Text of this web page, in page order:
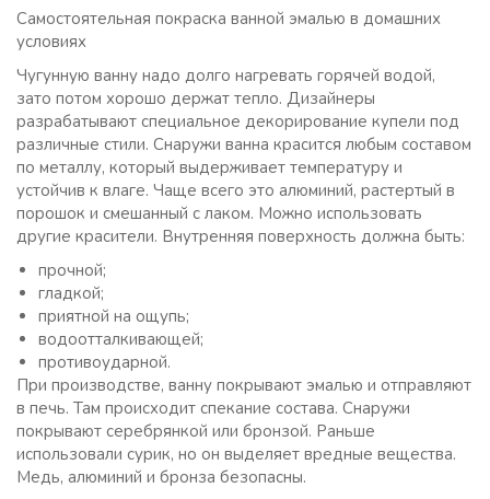
Самостоятельная покраска ванной эмалью в домашних
условиях
Чугунную ванну надо долго нагревать горячей водой,
зато потом хорошо держат тепло. Дизайнеры
разрабатывают специальное декорирование купели под
различные стили. Снаружи ванна красится любым составом
по металлу, который выдерживает температуру и
устойчив к влаге. Чаще всего это алюминий, растертый в
порошок и смешанный с лаком. Можно использовать
другие красители. Внутренняя поверхность должна быть:
прочной;
гладкой;
приятной на ощупь;
водоотталкивающей;
противоударной.
При производстве, ванну покрывают эмалью и отправляют
в печь. Там происходит спекание состава. Снаружи
покрывают серебрянкой или бронзой. Раньше
использовали сурик, но он выделяет вредные вещества.
Медь, алюминий и бронза безопасны.